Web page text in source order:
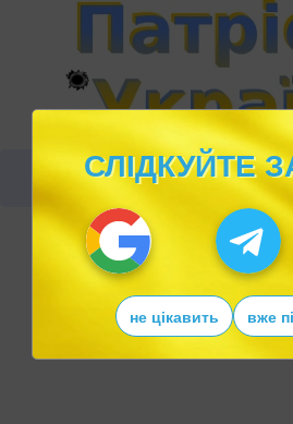
СЛІДКУЙТЕ
не цікавить вже